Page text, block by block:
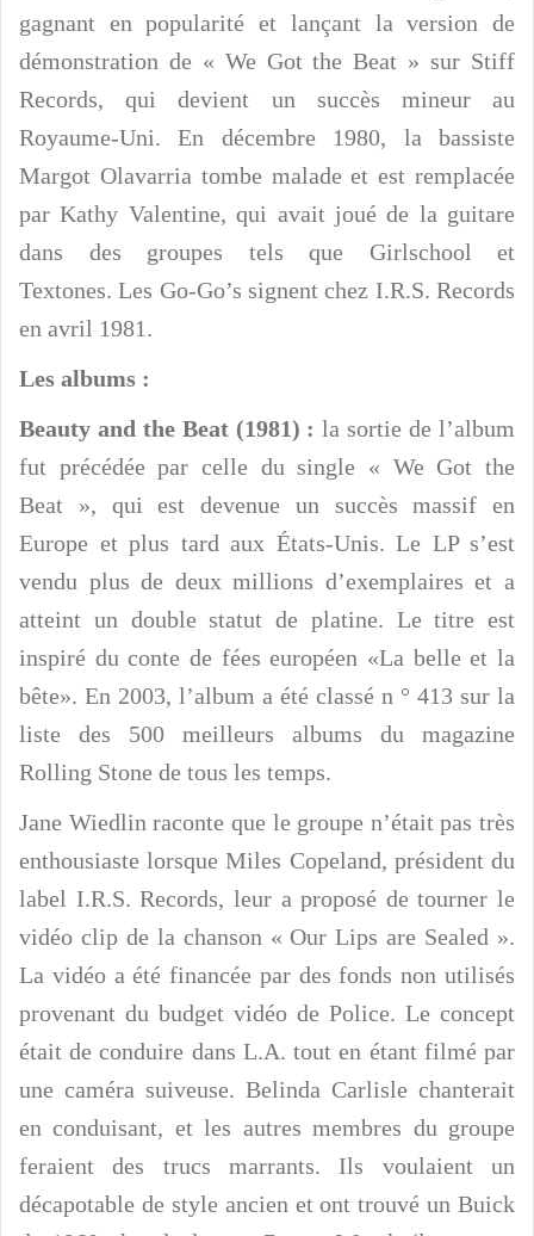
gagnant en popularité et lançant la version de
démonstration de « We Got the Beat » sur Stiff
Records, qui devient un succès mineur au
Royaume-Uni. En décembre 1980, la bassiste
Margot Olavarria tombe malade et est remplacée
par Kathy Valentine, qui avait joué de la guitare
dans des groupes tels que Girlschool et
Textones. Les Go-Go’s signent chez I.R.S. Records
en avril 1981.
Les albums :
Beauty and the Beat (1981) : la sortie de l’album
fut précédée par celle du single « We Got the
Beat », qui est devenue un succès massif en
Europe et plus tard aux États-Unis. Le LP s’est
vendu plus de deux millions d’exemplaires et a
atteint un double statut de platine. Le titre est
inspiré du conte de fées européen «La belle et la
bête». En 2003, l’album a été classé n ° 413 sur la
liste des 500 meilleurs albums du magazine
Rolling Stone de tous les temps.
Jane Wiedlin raconte que le groupe n’était pas très
enthousiaste lorsque Miles Copeland, président du
label I.R.S. Records, leur a proposé de tourner le
vidéo clip de la chanson « Our Lips are Sealed ».
La vidéo a été financée par des fonds non utilisés
provenant du budget vidéo de Police. Le concept
était de conduire dans L.A. tout en étant filmé par
une caméra suiveuse. Belinda Carlisle chanterait
en conduisant, et les autres membres du groupe
feraient des trucs marrants. Ils voulaient un
décapotable de style ancien et ont trouvé un Buick